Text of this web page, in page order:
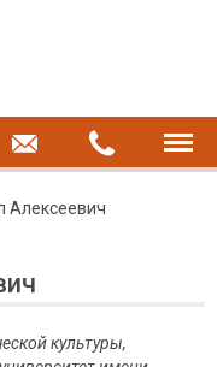
Алексеевич
культуры,